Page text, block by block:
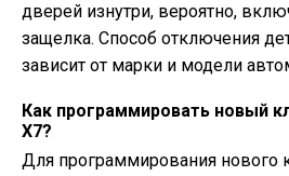
дверей изнутри, вероятно,
защелка. Способ отключения
зависит от марки и модели
Как программировать новый
X7?
Для программирования нового